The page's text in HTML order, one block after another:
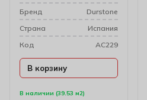
В наличии (39.53 м2)
Бренд
Durstone
Cтрана
Испания
Код
AC229
В корзину